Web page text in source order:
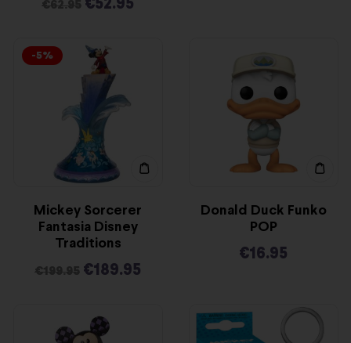
€62.95 €52.95
-5%
Mickey Sorcerer
Fantasia Disney
Traditions
€199.95 €189.95
Donald Duck Funko
POP
€16.95